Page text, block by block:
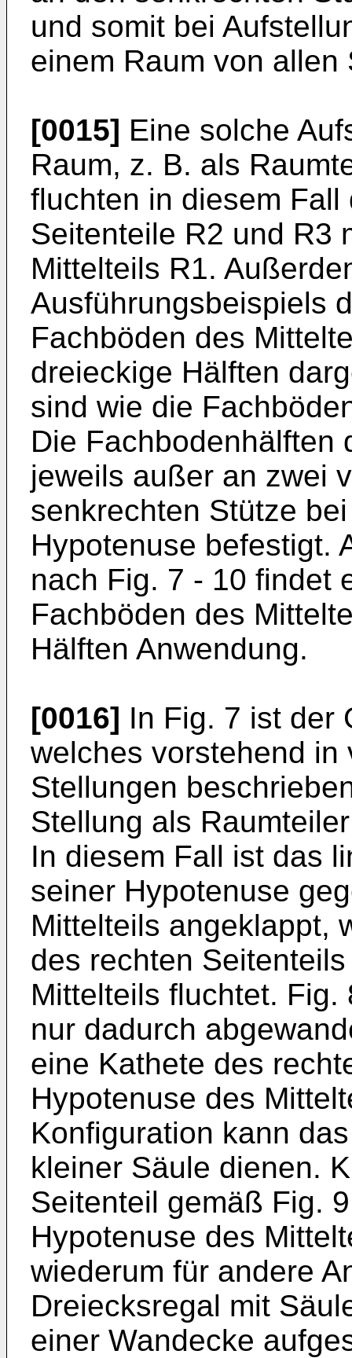
und somit bei
einem Raum von
[0015] Eine solche
Raum, z. B. als
fluchten in diesem
Seitenteile R2 und R3
Mittelteils R1.
Ausführungsbei­spiels
Fachböden des
dreieckige Hälften
sind wie die
Die Fachbo­denhälften
jeweils außer an zwei
senkrechten Stütze
Hypotenuse befestigt.
nach Fig. 7 - 10 findet
Fachböden des
Hälften Anwendung.
[0016] In Fig. 7 ist der
welches vorste­hend
Stellungen
Stellung als
In diesem Fall ist das
seiner Hypotenuse
Mittelteils ange­klappt,
des rechten
Mittelteils fluchtet.
nur dadurch
eine Kathete des
Hypotenuse des
Konfiguration kann
kleiner Säule dienen.
Seitenteil gemäß Fig.
Hypotenu­se des
wiederum für andere
Dreiecksregal mit
einer Wandecke